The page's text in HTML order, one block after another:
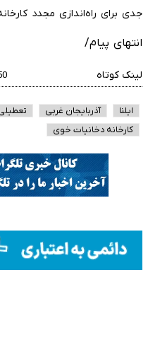
جدی برای راه‌اندازی مجدد
انتهای پیام/
لینک کوتاه
ایلنا آذربایجان غربی
کارخانه دخانیات خوی